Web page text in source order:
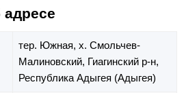
тер. Южная, х. Смольчев-
Малиновский, Гиагинский р-н,
Республика Адыгея (Адыгея)